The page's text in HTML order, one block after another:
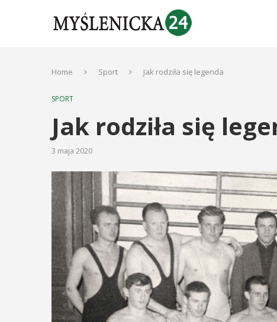
Home Sport Jak rodziła się legenda
SPORT
Jak rodziła się
3 maja 2020